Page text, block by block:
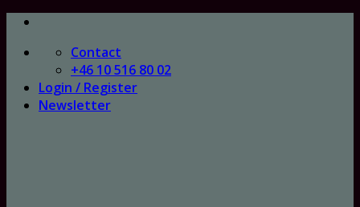
Skip
content
Contact
+46 10 516 80 02
Login / Register
Newsletter